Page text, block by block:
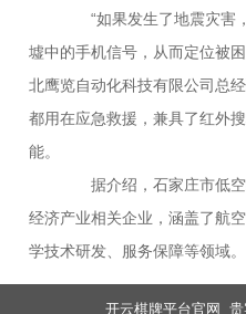
“如果发生了地震灾害
墟中的手机信号，从而定位被
北鹰览自动化科技有限公司总
都用在应急救援，兼具了红外
能。
据介绍，石家庄市低空
经济产业相关企业，涵盖了航
学技术研发、服务保障等领域。
开云棋牌平台官网 贵